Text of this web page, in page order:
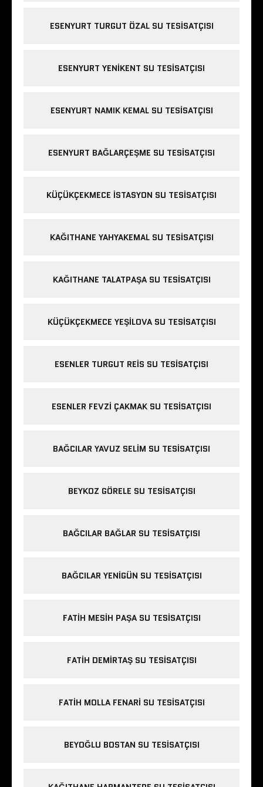
ESENYURT TURGUT ÖZAL SU TESISATÇISI
ESENYURT YENIKENT SU TESISATÇISI
ESENYURT NAMIK KEMAL SU TESISATÇISI
ESENYURT BAĞLARÇEŞME SU TESISATÇISI
KÜÇÜKÇEKMECE ISTASYON SU TESISATÇISI
KAĞITHANE YAHYAKEMAL SU TESISATÇISI
KAĞITHANE TALATPAŞA SU TESISATÇISI
KÜÇÜKÇEKMECE YEŞILOVA SU TESISATÇISI
ESENLER TURGUT REIS SU TESISATÇISI
ESENLER FEVZI ÇAKMAK SU TESISATÇISI
BAĞCILAR YAVUZ SELIM SU TESISATÇISI
BEYKOZ GÖRELE SU TESISATÇISI
BAĞCILAR BAĞLAR SU TESISATÇISI
BAĞCILAR YENIGÜN SU TESISATÇISI
FATIH MESIH PAŞA SU TESISATÇISI
FATIH DEMIRTAŞ SU TESISATÇISI
FATIH MOLLA FENARI SU TESISATÇISI
BEYOĞLU BOSTAN SU TESISATÇISI